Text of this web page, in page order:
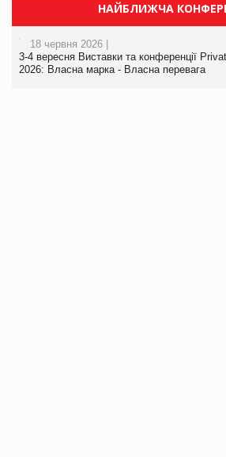
НАЙБЛИЖЧА
18 червня 2026 |
3-4 вересня Виставки та конференції
2026: Власна марка - Власна перевага